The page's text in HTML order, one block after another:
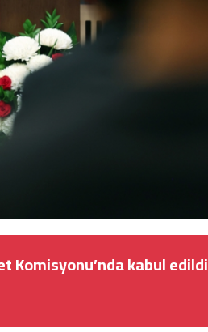
Komisyonu’nda kabul edildi